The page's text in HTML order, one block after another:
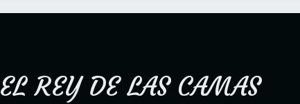
EL REY DE LAS CAMAS